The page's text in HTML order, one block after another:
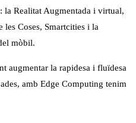
la Realitat Augmentada i virtual,
les Coses, Smartcities i la
mòbil.
augmentar la rapidesa i fluïdesa
amb Edge Computing tenim